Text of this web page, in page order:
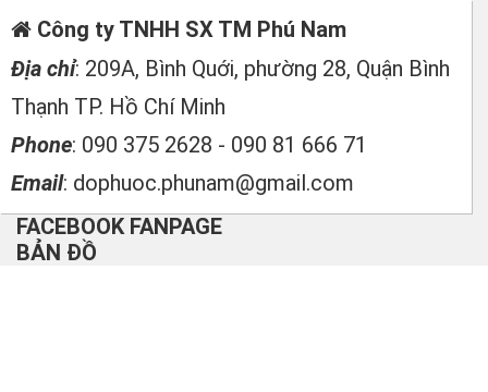
Công ty TNHH SX TM Phú Nam
Địa chỉ: 209A, Bình Quới, phường 28, Quận Bình
Thạnh TP. Hồ Chí Minh
Phone: 090 375 2628 - 090 81 666 71
Email: dophuoc.phunam@gmail.com
FACEBOOK FANPAGE
BẢN ĐỒ